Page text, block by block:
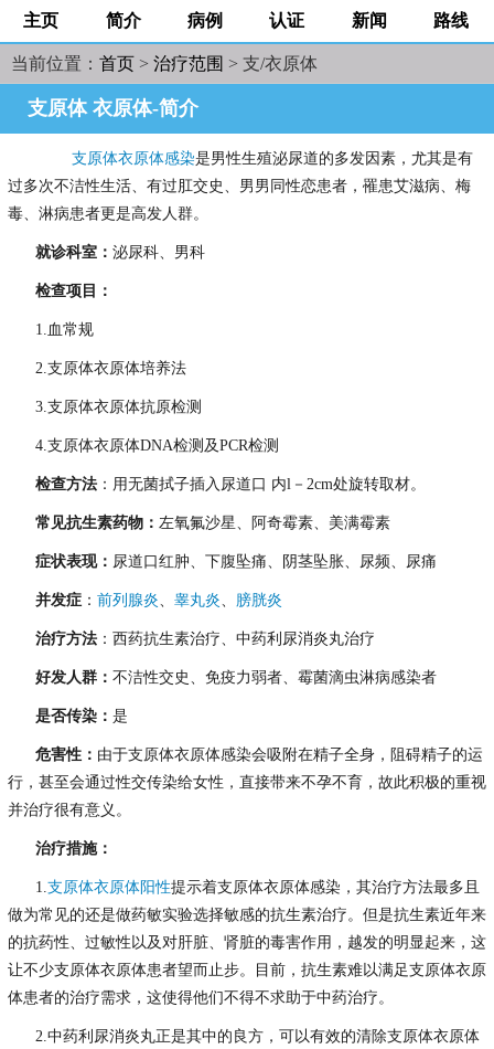
主页 简介 病例 认证 新闻 路线
当前位置： 首页 > 治疗范围 > 支/衣原体
支原体 衣原体-简介
支原体衣原体感染是男性生殖泌尿道的多发因素，尤其是有
过多次不洁性生活、有过肛交史、男男同性恋患者，罹患艾滋病、梅
毒、淋病患者更是高发人群。
就诊科室： 泌尿科、男科
检查项目：
1.血常规
2.支原体衣原体培养法
3.支原体衣原体抗原检测
4.支原体衣原体DNA检测及PCR检测
检查方法 ：用无菌拭子插入尿道口 内l－2cm处旋转取材。
常见抗生素药物： 左氧氟沙星、阿奇霉素、美满霉素
症状表现： 尿道口红肿、下腹坠痛、阴茎坠胀、尿频、尿痛
并发症 ： 前列腺炎、 睾丸炎、 膀胱炎
治疗方法 ：西药抗生素治疗、中药利尿消炎丸治疗
好发人群： 不洁性交史、免疫力弱者、霉菌滴虫淋病感染者
是否传染： 是
危害性： 由于支原体衣原体感染会吸附在精子全身，阻碍精子的运
行，甚至会通过性交传染给女性，直接带来不孕不育，故此积极的重视
并治疗很有意义。
治疗措施：
1.支原体衣原体阳性提示着支原体衣原体感染，其治疗方法最多且
做为常见的还是做药敏实验选择敏感的抗生素治疗。但是抗生素近年来
的抗药性、过敏性以及对肝脏、肾脏的毒害作用，越发的明显起来，这
让不少支原体衣原体患者望而止步。目前，抗生素难以满足支原体衣原
体患者的治疗需求，这使得他们不得不求助于中药治疗。
2.中药利尿消炎丸正是其中的良方，可以有效的清除支原体衣原体